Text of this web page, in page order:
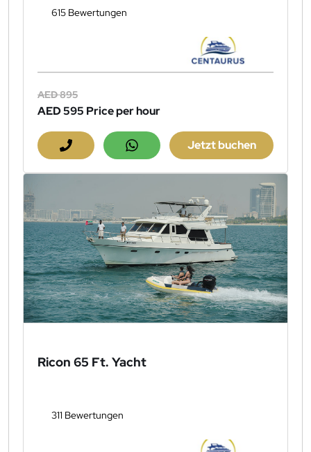
615 Bewertungen
AED 895
AED 595 Price per hour
Jetzt buchen
Ricon 65 Ft. Yacht
311 Bewertungen